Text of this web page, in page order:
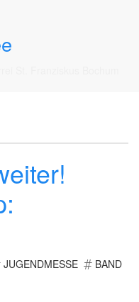
JUGENDMESSE
BAND